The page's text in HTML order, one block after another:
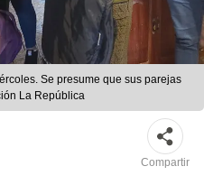
Se presume que sus parejas
La República
Compartir